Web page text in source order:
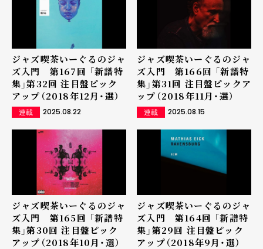
ジャズ喫茶いーぐるのジャ
ズ入門 第167回 「新譜特
集」第32回 注目盤ピック
アップ（2018年12月・選）
連載 2025.08.22
ジャズ喫茶いーぐるのジャ
ズ入門 第166回 「新譜特
集」第31回 注目盤ピックア
ップ（2018年11月・選）
連載 2025.08.15
ジャズ喫茶いーぐるのジャ
ズ入門 第165回 「新譜特
集」第30回 注目盤ピック
アップ（2018年10月・選）
ジャズ喫茶いーぐるのジャ
ズ入門 第164回 「新譜特
集」第29回 注目盤ピック
アップ（2018年9月・選）